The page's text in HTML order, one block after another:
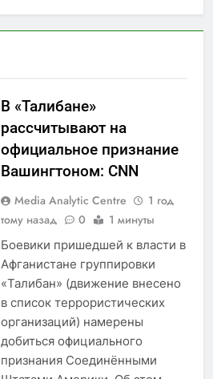
В «Талибане»
рассчитывают на
официальное признание
Вашингтоном: CNN
Media Analytic Centre
1 год
тому назад
0 1 минуты
Боевики пришедшей к власти в
Афганистане группировки
«Талибан» (движение внесено
в список террористических
организаций) намерены
добиться официального
признания Соединёнными